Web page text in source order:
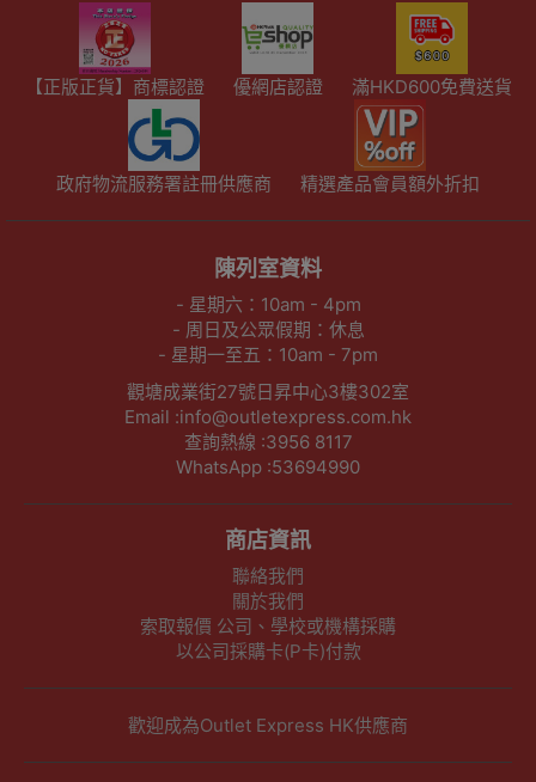
【正版正貨】商標認證 優網店認證 滿HKD600免費送貨
政府物流服務署註冊供應商 精選產品會員額外折扣
陳列室資料
- 星期六：10am - 4pm
- 周日及公眾假期：休息
- 星期一至五：10am - 7pm
觀塘成業街27號日昇中心3樓302室
Email :info@outletexpress.com.hk
查詢熱線 :3956 8117
WhatsApp :53694990
商店資訊
聯絡我們
關於我們
索取報價 公司、學校或機構採購
以公司採購卡(P卡)付款
歡迎成為Outlet Express HK供應商